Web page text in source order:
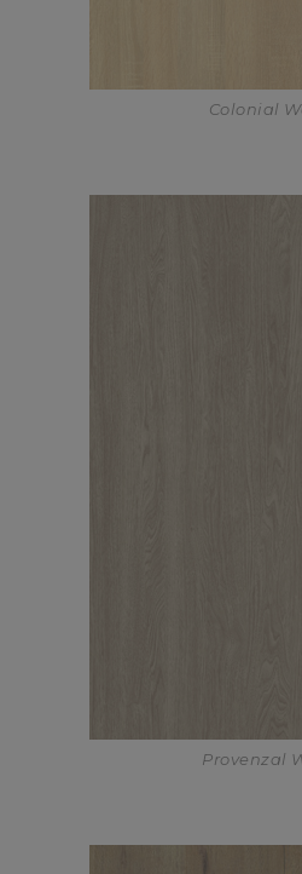
Colonial
Provenzal